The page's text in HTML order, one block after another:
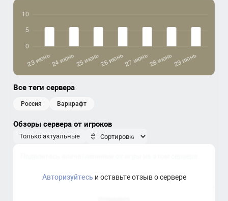
Все теги сервера
россия варкрафт
Обзоры сервера от игроков
Только актуальные
Авторизуйтесьи оставьте отзыв о сервере